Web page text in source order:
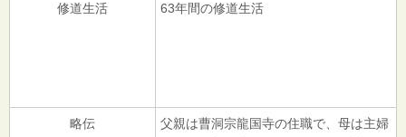
修道生活 63年間の修道生活
略伝
父親は曹洞宗龍国寺の住職で、母は主婦